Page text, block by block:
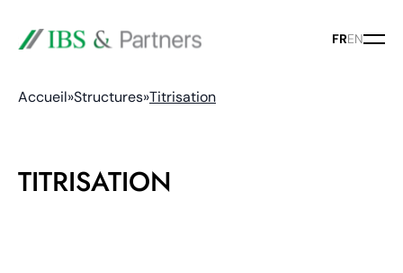
FREN
Accueil»Structures»Titrisation
TITRISATION